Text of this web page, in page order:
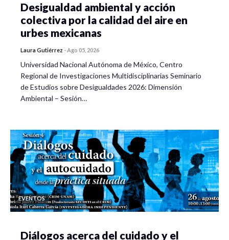
Desigualdad ambiental y acción
colectiva por la calidad del aire en
urbes mexicanas
Laura Gutiérrez -Ago 05, 2026
Universidad Nacional Autónoma de México, Centro
Regional de Investigaciones Multidisciplinarias Seminario
de Estudios sobre Desigualdades 2026: Dimensión
Ambiental – Sesión…
EVENTOS
Diálogos acerca del cuidado y el